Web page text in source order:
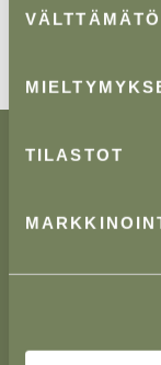
valinta
TILASTOT
Lieke
Tarjoamme